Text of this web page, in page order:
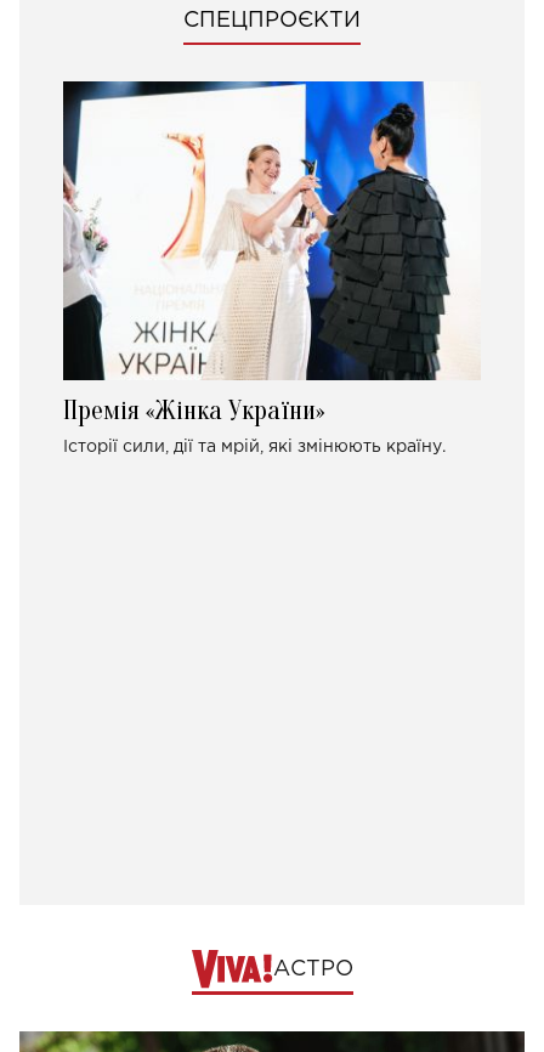
СПЕЦПРОЄКТИ
Премія «Жінка України»
Історії сили, дії та мрій, які змінюють країну.
АСТРО